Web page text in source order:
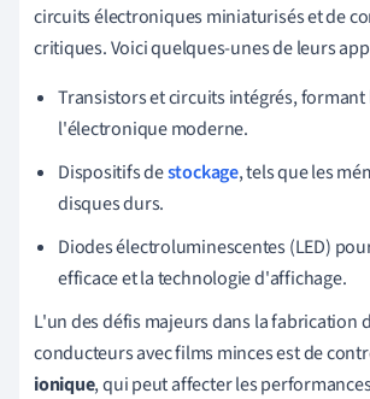
circuits électroniques miniaturisés et de
critiques. Voici quelques-unes de leurs
Transistors et circuits intégrés, formant
l'électronique moderne.
Dispositifs destockage, tels que les
disques durs.
Diodes électroluminescentes (LED)
efficace et la technologie d'affichage.
L'un des défis majeurs dans la fabrication
conducteurs avec films minces est de
ionique, qui peut affecter les